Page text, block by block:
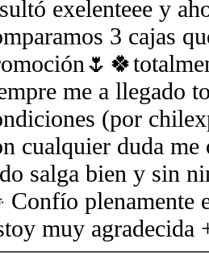
exelenteee y
3 cajas
me a llegado
(por
cualquier duda me
salga bien y sin
Confío plenamente
muy agradecida